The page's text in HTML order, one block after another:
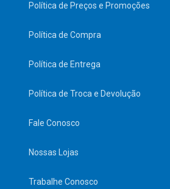
Política de Preços e Promoções
Política de Compra
Política de Entrega
Política de Troca e Devolução
Fale Conosco
Nossas Lojas
Trabalhe Conosco